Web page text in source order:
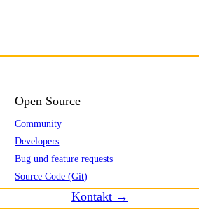
Open Source
Community
Developers
Bug und feature requests
Source Code (Git)
Kontakt →